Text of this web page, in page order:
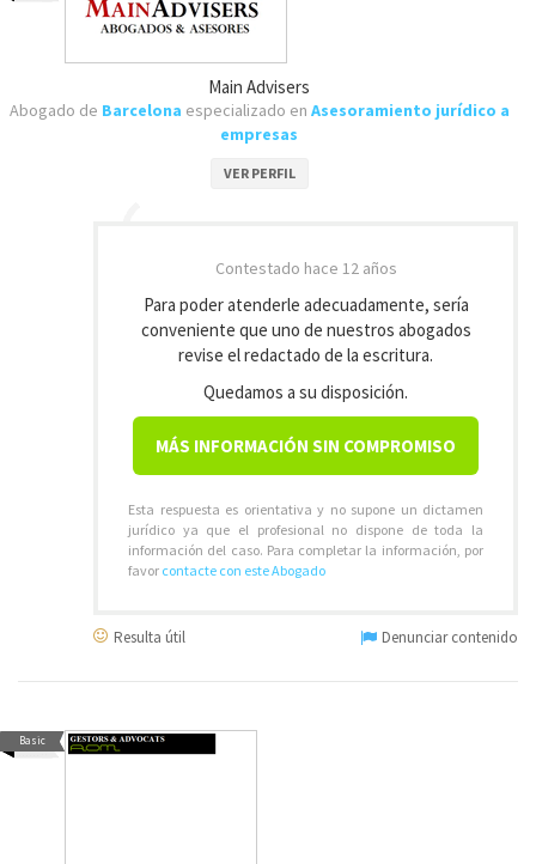
Main Advisers
Abogado de Barcelona especializado en Asesoramiento jurídico a
empresas
VER PERFIL
Contestado hace 12 años
Para poder atenderle adecuadamente, sería
conveniente que uno de nuestros abogados
revise el redactado de la escritura.
Quedamos a su disposición.
MÁS INFORMACIÓN SIN COMPROMISO
Esta respuesta es orientativa y no supone un dictamen
jurídico ya que el profesional no dispone de toda la
información del caso. Para completar la información, por
favor contacte con este Abogado
Resulta útil Denunciar contenido
Basic